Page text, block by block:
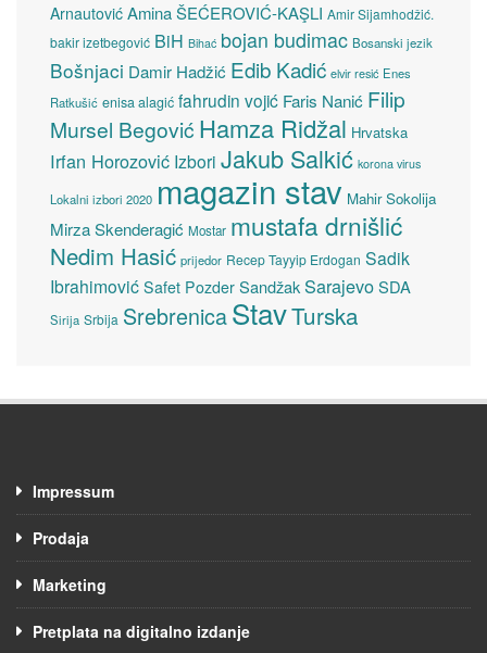
Arnautović Amina ŠEĆEROVIĆ-KAŞLI Amir Sijamhodžić.
bakir izetbegović BiH Bihać bojan budimac Bosanski jezik
Bošnjaci Damir Hadžić Edib Kadić elvir resić Enes
Ratkušić enisa alagić fahrudin vojić Faris Nanić Filip
Mursel Begović Hamza Ridžal Hrvatska
Irfan Horozović Izbori Jakub Salkić korona virus
Lokalni izbori 2020 magazin stav Mahir Sokolija
Mirza Skenderagić Mostar mustafa drnišlić
Nedim Hasić prijedor Recep Tayyip Erdogan Sadik
Ibrahimović Safet Pozder SandžakSarajevoSDA
Sirija Srbija SrebrenicaStavTurska
Impressum
Prodaja
Marketing
Pretplata na digitalno izdanje